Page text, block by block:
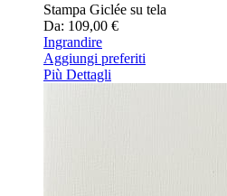
Stampa Giclée su tela
Da: 109,00 €
Ingrandire
Aggiungi preferiti
Più Dettagli